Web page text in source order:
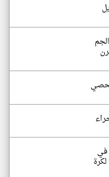
تحصي
13 عضوا في